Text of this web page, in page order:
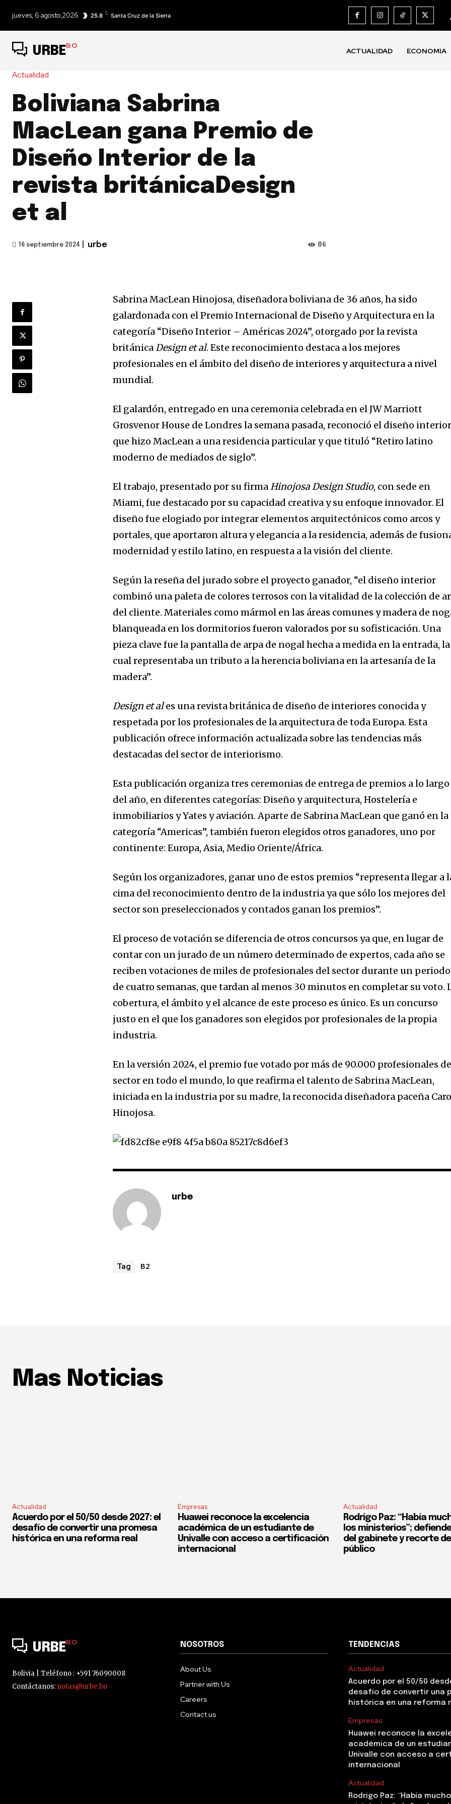
jueves, 6 agosto,2026 25.8 C Santa Cruz de la Sierra
URBEBO
ACTUALIDAD ECONOMIA
Actualidad
Boliviana Sabrina
MacLean gana Premio de
Diseño Interior de la
revista británicaDesign
et al
16 septiembre 2024 urbe 86
Sabrina MacLean Hinojosa, diseñadora boliviana de 36 años, ha sido
galardonada con el Premio Internacional de Diseño y Arquitectura en la
categoría “Diseño Interior – Américas 2024”, otorgado por la revista
británicaDesign et al. Este reconocimiento destaca a los mejores
profesionales en el ámbito del diseño de interiores y arquitectura a nivel
mundial.
El galardón, entregado en una ceremonia celebrada en el JW Marriott
Grosvenor House de Londres la semana pasada, reconoció el diseño
que hizo MacLean a una residencia particular y que tituló “Retiro latino
moderno de mediados de siglo”.
El trabajo, presentado por su firmaHinojosa Design Studio, con sede en
Miami, fue destacado por su capacidad creativa y su enfoque innovador. El
diseño fue elogiado por integrar elementos arquitectónicos como arcos y
portales, que aportaron altura y elegancia a la residencia, además de
modernidad y estilo latino, en respuesta a la visión del cliente.
Según la reseña del jurado sobre el proyecto ganador, “el diseño interior
combinó una paleta de colores terrosos con la vitalidad de la colección de
del cliente. Materiales como mármol en las áreas comunes y madera de
blanqueada en los dormitorios fueron valorados por su sofisticación. Una
pieza clave fue la pantalla de arpa de nogal hecha a medida en la entrada, la
cual representaba un tributo a la herencia boliviana en la artesanía de la
madera”.
Design et ales una revista británica de diseño de interiores conocida y
respetada por los profesionales de la arquitectura de toda Europa. Esta
publicación ofrece información actualizada sobre las tendencias más
destacadas del sector de interiorismo.
Esta publicación organiza tres ceremonias de entrega de premios a lo largo
del año, en diferentes categorías: Diseño y arquitectura, Hostelería e
inmobiliarios y Yates y aviación. Aparte de Sabrina MacLean que ganó en la
categoría “Americas”, también fueron elegidos otros ganadores, uno por
continente: Europa, Asia, Medio Oriente/África.
Según los organizadores, ganar uno de estos premios “representa llegar a
cima del reconocimiento dentro de la industria ya que sólo los mejores del
sector son preseleccionados y contados ganan los premios”.
El proceso de votación se diferencia de otros concursos ya que, en lugar de
contar con un jurado de un número determinado de expertos, cada año se
reciben votaciones de miles de profesionales del sector durante un periodo
de cuatro semanas, que tardan al menos 30 minutos en completar su voto.
cobertura, el ámbito y el alcance de este proceso es único. Es un concurso
justo en el que los ganadores son elegidos por profesionales de la propia
industria.
En la versión 2024, el premio fue votado por más de 90.000 profesionales
sector en todo el mundo, lo que reafirma el talento de Sabrina MacLean,
iniciada en la industria por su madre, la reconocida diseñadora paceña
Hinojosa.
urbe
Tag B2
Mas Noticias
Actualidad
Acuerdo por el 50/50 desde 2027: el
desafío de convertir una promesa
histórica en una reforma real
Empresas
Huawei reconoce la excelencia
académica de un estudiante de
Univalle con acceso a certificación
internacional
Actualidad
Rodrigo Paz: “Había
los ministerios”;
del gabinete y recorte
público
URBEBO
Bolivia | Teléfono : +591 76090008
Contáctanos: notas@urbe.bo
NOSOTROS
About Us
Partner with Us
Careers
Contact us
TENDENCIAS
Actualidad
Acuerdo por el 50/50
desafío de convertir una
histórica en una reforma
Empresas
Huawei reconoce la
académica de un
Univalle con acceso a
internacional
Actualidad
Rodrigo Paz: “Había